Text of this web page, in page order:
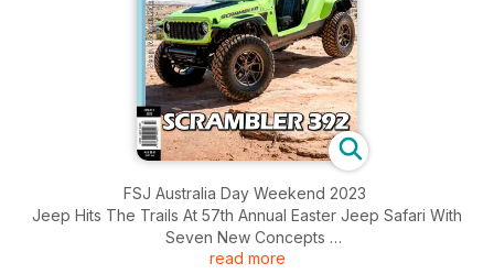
FSJ Australia Day Weekend 2023
Jeep Hits The Trails At 57th Annual Easter Jeep Safari With
Seven New Concepts
The Road Chose Me
read more